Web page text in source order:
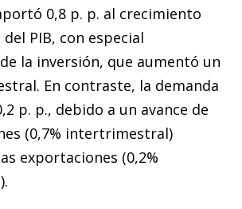
0,8 p. p. al crecimiento
PIB, con especial
la inversión, que aumentó un
En contraste, la demanda
p. p., debido a un avance de
(0,7% intertrimestral)
exportaciones (0,2%